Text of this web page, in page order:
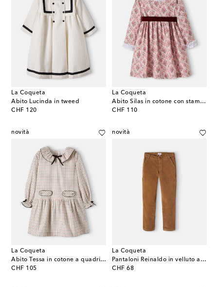
La Coqueta
Abito Lucinda in tweed
CHF 120
original price
La Coqueta
Abito Silas in cotone con stampa floreale
CHF 110
original price
novità
La Coqueta
Abito Tessa in cotone a quadri con fiocco
CHF 105
original price
novità
La Coqueta
Pantaloni Reinaldo in velluto a coste
CHF 68
original price